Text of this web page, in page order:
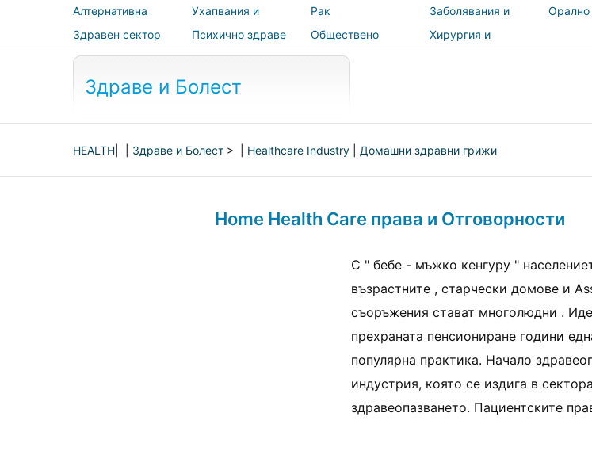
Алтернативна
медицина
Ухапвания и
ужилвания
Рак
Заболявания и
лечения
Орално
Здравен сектор
Психично здраве
Обществено
здраве и
Хирургия и
Здраве и Болест
HEALTH Здраве и Болест > | Healthcare Industry Домашни здравни грижи
Home Health Care права и Отговорности
С " бебе - мъжко кенгуру "
възрастните , старчески домове и
съоръжения стават многолюдни .
прехраната пенсиониране години
популярна практика. Начало
индустрия, която се издига в
здравеопазването. Пациентските